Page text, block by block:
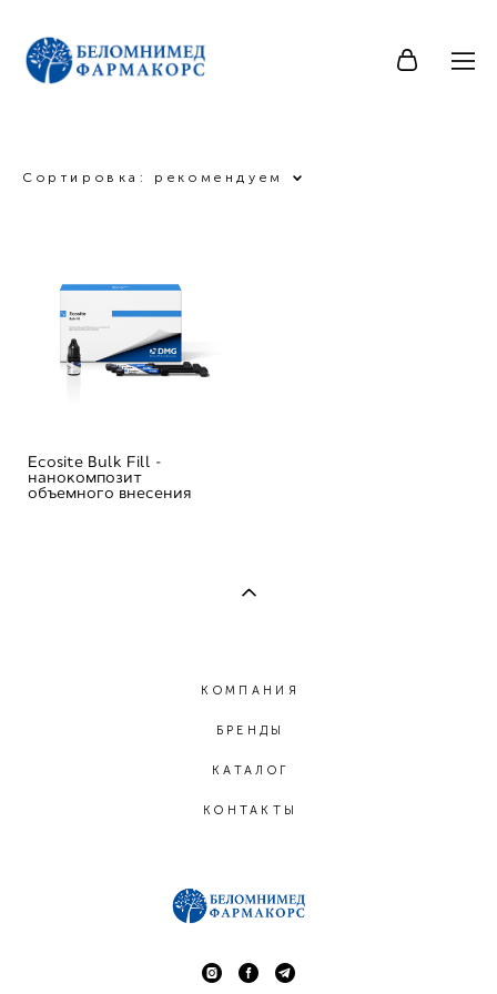
Сортировка: рекомендуем
Ecosite Bulk Fill -
нанокомпозит
объемного внесения
КОМПАНИЯ
БРЕНДЫ
КАТАЛОГ
КОНТАКТЫ